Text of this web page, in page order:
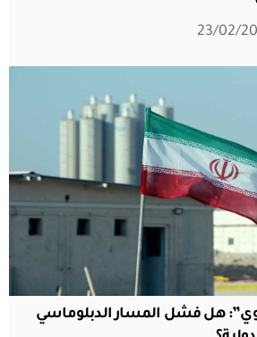
23/02/
هل فشل المسار الدبلوماسي